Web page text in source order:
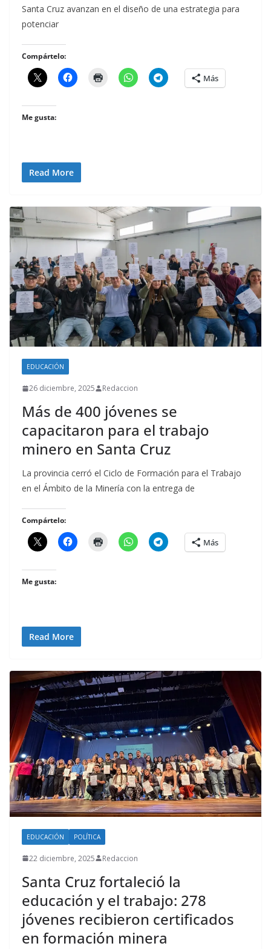
Santa Cruz avanzan en el diseño de una estrategia para
potenciar
Compártelo:
Más
Me gusta:
Read More
EDUCACIÓN
26 diciembre, 2025 Redaccion
Más de 400 jóvenes se
capacitaron para el trabajo
minero en Santa Cruz
La provincia cerró el Ciclo de Formación para el Trabajo
en el Ámbito de la Minería con la entrega de
Compártelo:
Más
Me gusta:
Read More
EDUCACIÓN POLÍTICA
22 diciembre, 2025 Redaccion
Santa Cruz fortaleció la
educación y el trabajo: 278
jóvenes recibieron certificados
en formación minera